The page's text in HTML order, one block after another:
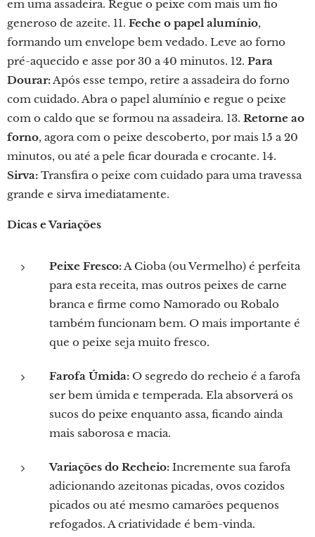
em uma assadeira. Regue o peixe com mais um fio
generoso de azeite. 11. Feche o papel alumínio,
formando um envelope bem vedado. Leve ao forno
pré-aquecido e asse por 30 a 40 minutos. 12. Para
Dourar:Após esse tempo, retire a assadeira do forno
com cuidado. Abra o papel alumínio e regue o peixe
com o caldo que se formou na assadeira. 13. Retorne ao
forno, agora com o peixe descoberto, por mais 15 a 20
minutos, ou até a pele ficar dourada e crocante. 14.
Sirva: Transfira o peixe com cuidado para uma travessa
grande e sirva imediatamente.
Dicas e Variações
Peixe Fresco:A Cioba (ou Vermelho) é perfeita
para esta receita, mas outros peixes de carne
branca e firme como Namorado ou Robalo
também funcionam bem. O mais importante é
que o peixe seja muito fresco.
Farofa Úmida: O segredo do recheio é a farofa
ser bem úmida e temperada. Ela absorverá os
sucos do peixe enquanto assa, ficando ainda
mais saborosa e macia.
Variações do Recheio: Incremente sua farofa
adicionando azeitonas picadas, ovos cozidos
picados ou até mesmo camarões pequenos
refogados. A criatividade é bem-vinda.